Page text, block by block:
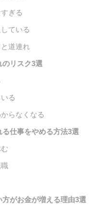
ぎる
ている
道連れ
のリスク3選
る
らなくなる
る仕事をやめる方法3選
方がお金が増える理由3選